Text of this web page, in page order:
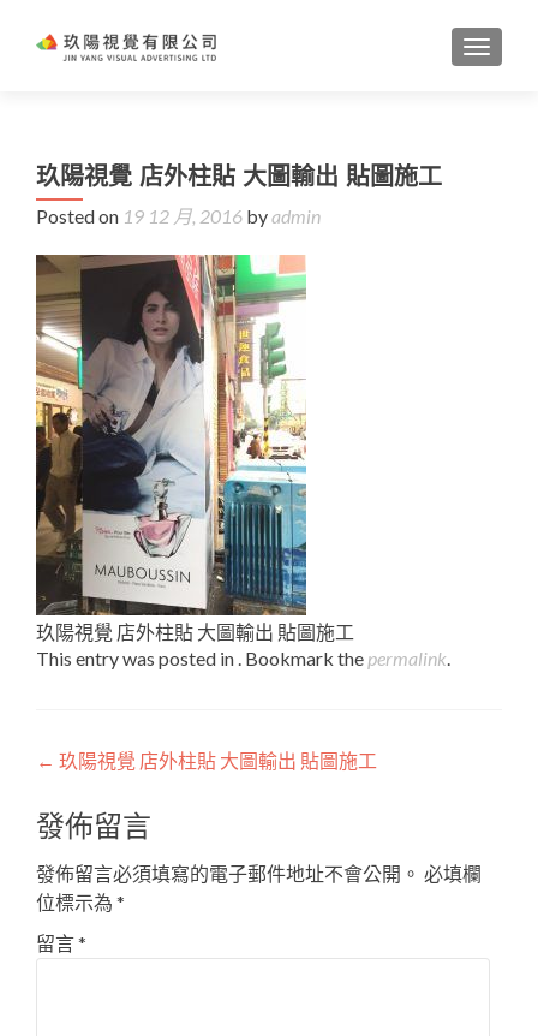
玖陽視覺 店外柱貼 大圖輸出 貼圖施工
Posted on 19 12 月, 2016 byadmin
玖陽視覺 店外柱貼 大圖輸出 貼圖施工
This entry was posted in . Bookmark the permalink.
Post
navigation
← 玖陽視覺 店外柱貼 大圖輸出 貼圖施工
發佈留言
發佈留言必須填寫的電子郵件地址不會公開。 必填欄
位標示為 *
留言*